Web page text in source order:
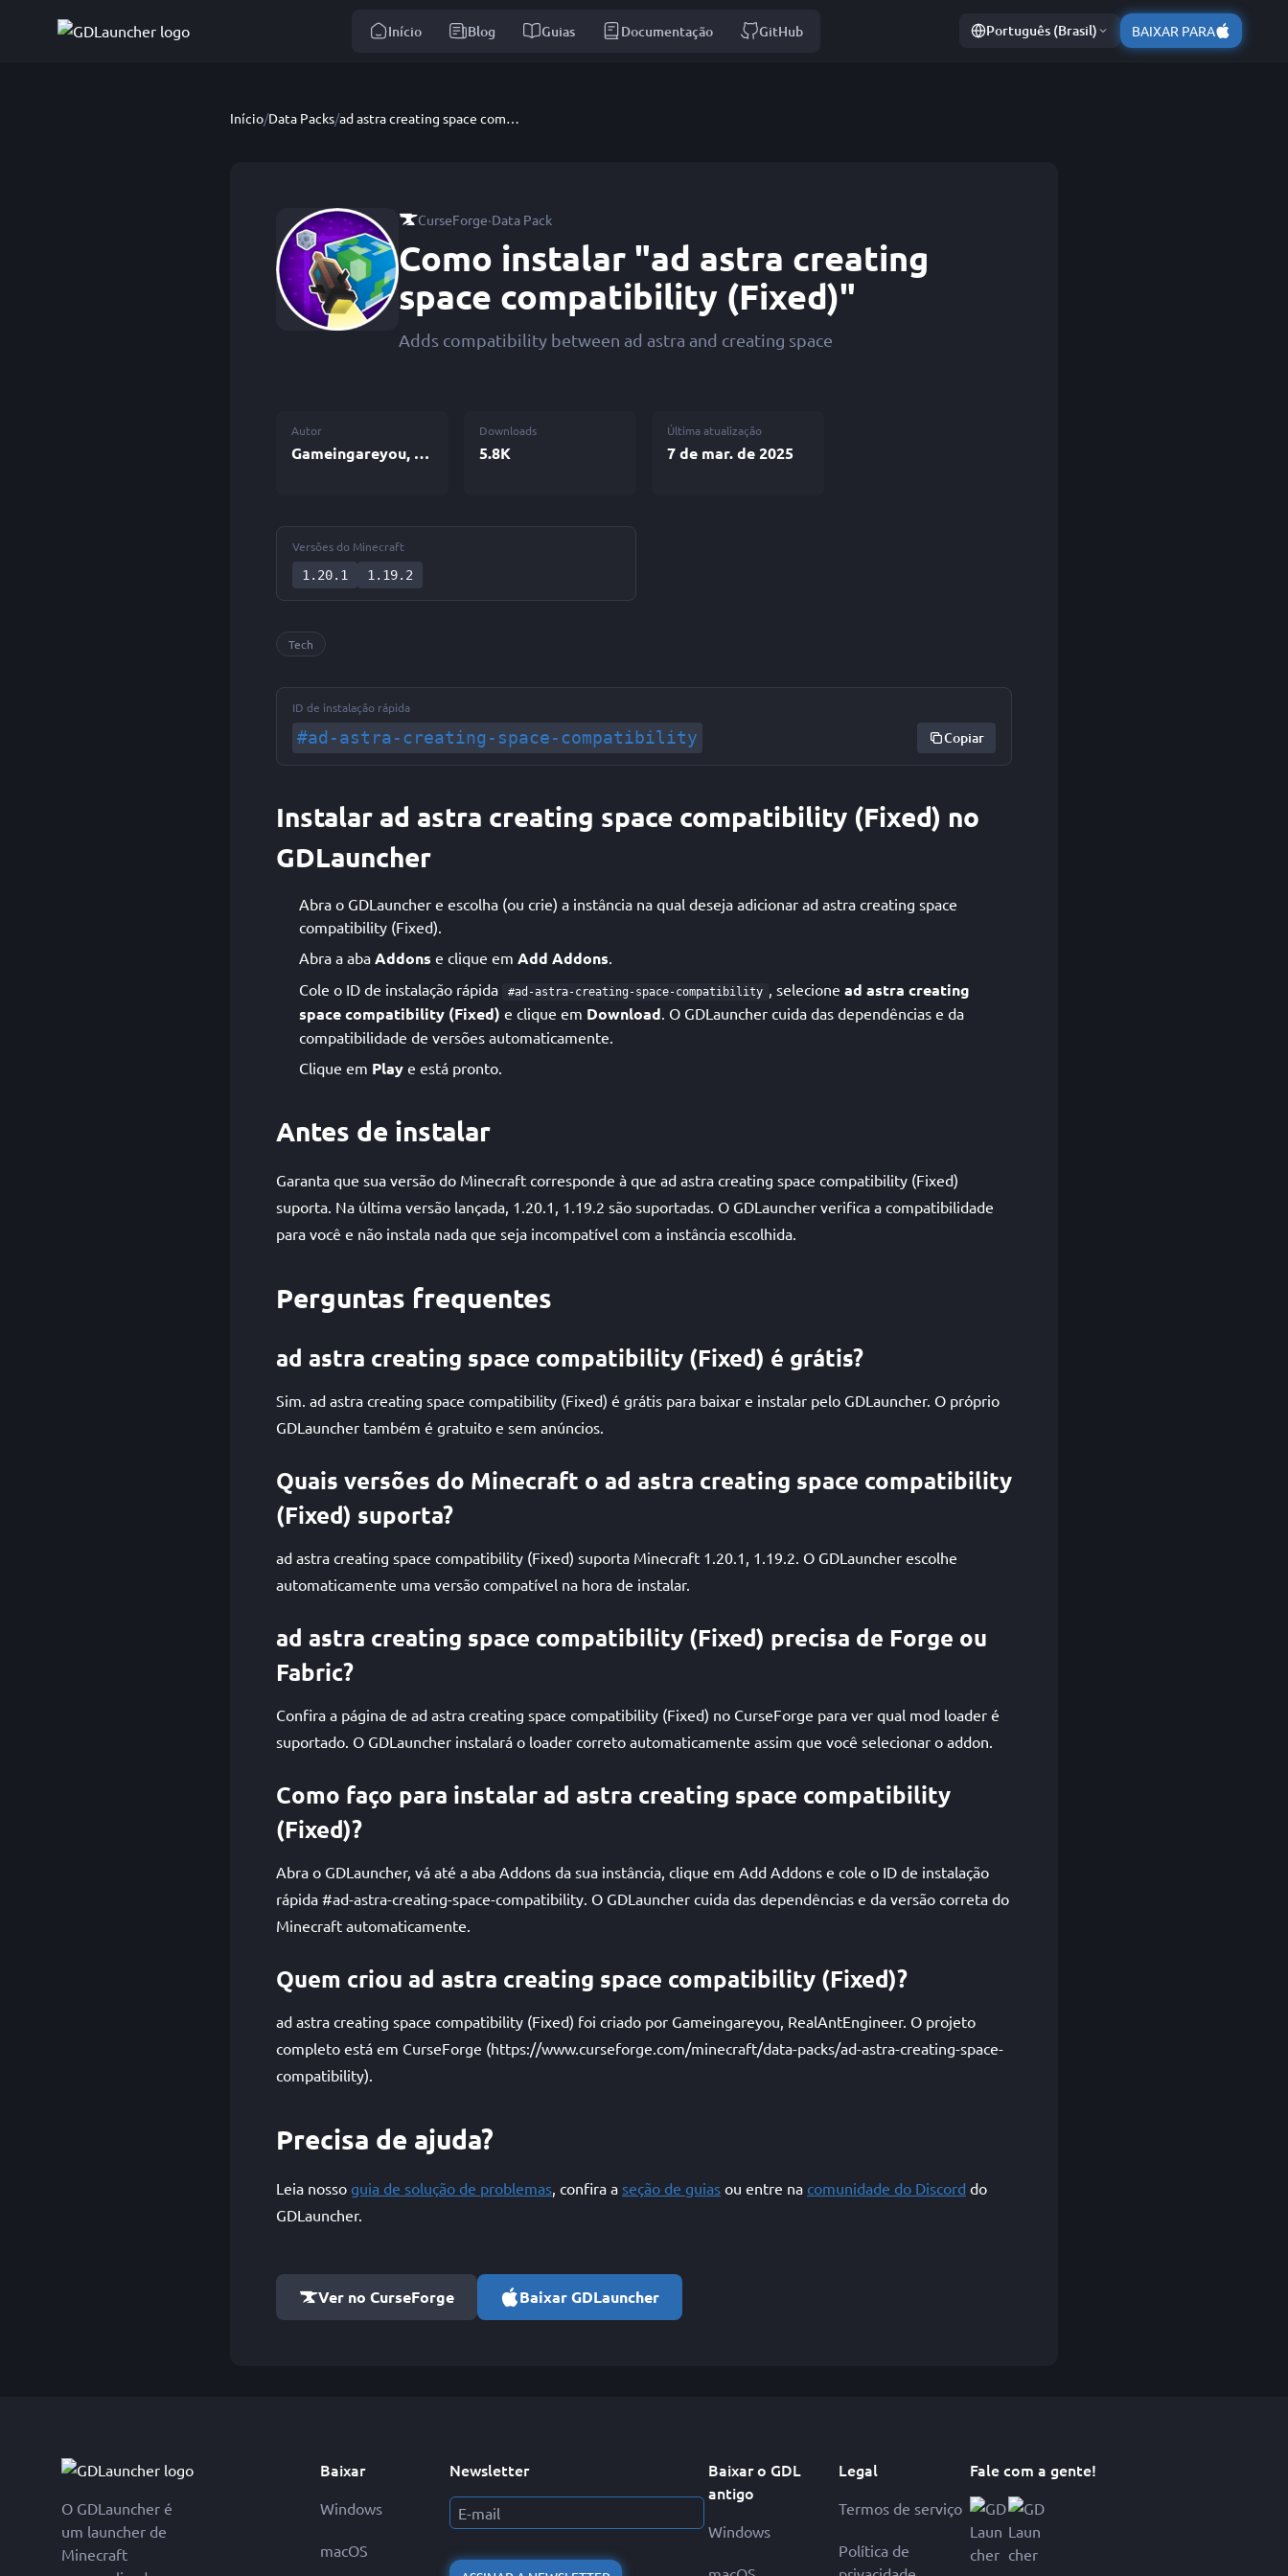
Início Blog Guias Documentação GitHub Português (Brasil) BAIXAR PARA
Início/Data Packs/ ad astra creating space compatibility (Fixed)
CurseForge·Data Pack
Como instalar "ad astra creating
space compatibility (Fixed)"
Adds compatibility between ad astra and creating space
Autor
Gameingareyou, RealAntEngineer
Downloads
5.8K
Última atualização
7 de mar. de 2025
Versões do Minecraft
1.20.1
1.19.2
Tech
ID de instalação rápida
#ad-astra-creating-space-compatibility Copiar
Instalar ad astra creating space compatibility (Fixed) no
GDLauncher
Abra o GDLauncher e escolha (ou crie) a instância na qual deseja adicionar ad astra creating space
compatibility (Fixed).
Abra a aba Addons e clique em Add Addons.
Cole o ID de instalação rápida
#ad-astra-creating-space-compatibility , selecione ad astra creating
space compatibility (Fixed) e clique em Download. O GDLauncher cuida das dependências e da
compatibilidade de versões automaticamente.
Clique em Play e está pronto.
Antes de instalar
Garanta que sua versão do Minecraft corresponde à que ad astra creating space compatibility (Fixed)
suporta. Na última versão lançada, 1.20.1, 1.19.2 são suportadas. O GDLauncher verifica a compatibilidade
para você e não instala nada que seja incompatível com a instância escolhida.
Perguntas frequentes
ad astra creating space compatibility (Fixed) é grátis?
Sim. ad astra creating space compatibility (Fixed) é grátis para baixar e instalar pelo GDLauncher. O próprio
GDLauncher também é gratuito e sem anúncios.
Quais versões do Minecraft o ad astra creating space compatibility
(Fixed) suporta?
ad astra creating space compatibility (Fixed) suporta Minecraft 1.20.1, 1.19.2. O GDLauncher escolhe
automaticamente uma versão compatível na hora de instalar.
ad astra creating space compatibility (Fixed) precisa de Forge ou
Fabric?
Confira a página de ad astra creating space compatibility (Fixed) no CurseForge para ver qual mod loader é
suportado. O GDLauncher instalará o loader correto automaticamente assim que você selecionar o addon.
Como faço para instalar ad astra creating space compatibility
(Fixed)?
Abra o GDLauncher, vá até a aba Addons da sua instância, clique em Add Addons e cole o ID de instalação
rápida #ad-astra-creating-space-compatibility. O GDLauncher cuida das dependências e da versão correta do
Minecraft automaticamente.
Quem criou ad astra creating space compatibility (Fixed)?
ad astra creating space compatibility (Fixed) foi criado por Gameingareyou, RealAntEngineer. O projeto
completo está em CurseForge (https://www.curseforge.com/minecraft/data-packs/ad-astra-creating-space-
compatibility).
Precisa de ajuda?
Leia nosso guia de solução de problemas, confira a seção de guias ou entre na comunidade do Discord do
GDLauncher.
Ver no CurseForge Baixar GDLauncher
O GDLauncher é
um launcher de
Minecraft
Baixar
Windows
macOS
Newsletter
Baixar o GDL
antigo
Windows
Legal
Termos de serviço
Política de
Fale com a gente!